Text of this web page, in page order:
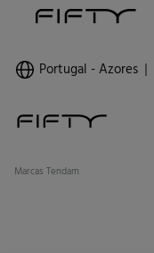
Portugal - Azores
Marcas Tendam